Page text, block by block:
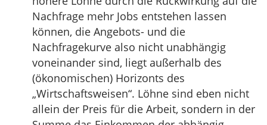
Nachfrage mehr Jobs entstehen lassen
können, die Angebots- und die
Nachfragekurve also nicht unabhängig
voneinander sind, liegt außerhalb des
(ökonomischen) Horizonts des
„Wirtschaftsweisen“. Löhne sind eben nicht
allein der Preis für die Arbeit, sondern in der